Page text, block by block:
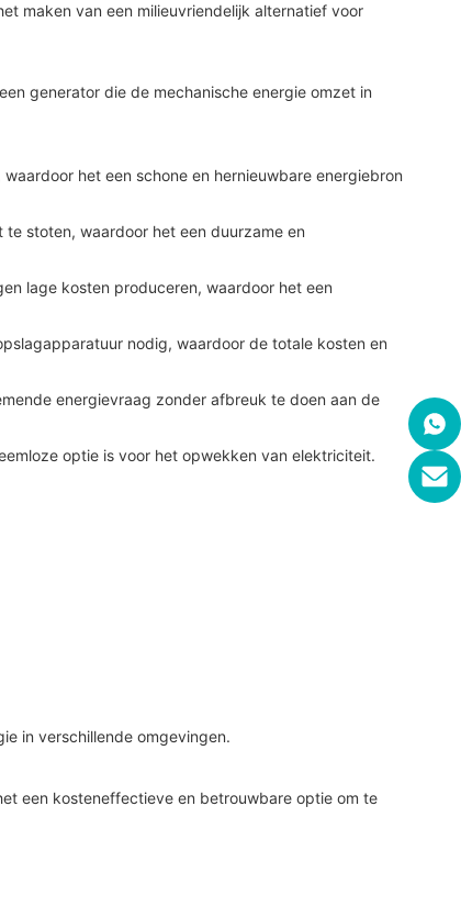
maken van een milieuvriendelijk alternatief voor
generator die de mechanische energie omzet in
het een schone en hernieuwbare energiebron
stoten, waardoor het een duurzame en
lage kosten produceren, waardoor het een
nodig, waardoor de totale kosten en
energievraag zonder afbreuk te doen aan de
optie is voor het opwekken van elektriciteit.
in verschillende omgevingen.
een kosteneffectieve en betrouwbare optie om te